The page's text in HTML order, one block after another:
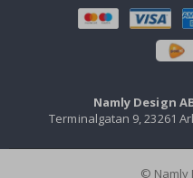
Namly Design
Terminalgatan 9, 23261
© Namly